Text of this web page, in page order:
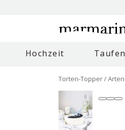
Hochzeit Taufen
Torten-Topper Arten